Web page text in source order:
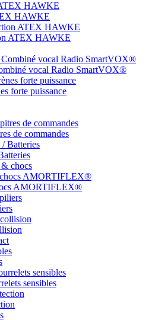
HAWKE
ATEX HAWKE
vocal Radio SmartVOX®
forte puissance
de commandes
chocs
AMORTIFLEX®
sensibles